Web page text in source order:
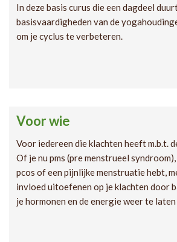
In deze basis curus die een dagdeel
basisvaardigheden van de
om je cyclus te verbeteren.
Voor wie
Voor iedereen die klachten heeft m.b.t.
Of je nu pms (pre menstrueel
pcos of een pijnlijke menstruatie hebt,
invloed uitoefenen op je klachten door
je hormonen en de energie weer te laten